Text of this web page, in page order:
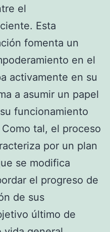
el
Esta
fomenta un
en el
activamente en su
a asumir un papel
funcionamiento
tal, el proceso
por un plan
se modifica
el progreso de
de sus
último de